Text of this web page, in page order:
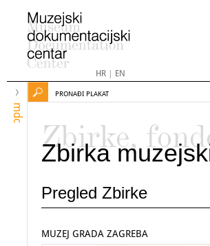
HR| EN
mdc
PRONAĐI PLAKAT
Zbirke,
Zbirka
Pregled Zbirke
MUZEJ GRADA ZAGREBA